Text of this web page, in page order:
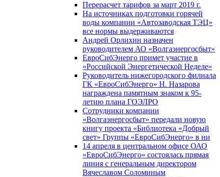
Перерасчет тарифов за март 2019 г.
На источниках подготовки горячей
воды компании «Автозаводская ТЭЦ»
все нормы выдерживаются
Андрей Орлихин назначен
руководителем АО «Волгаэнергосбыт»
ЕвроСибЭнерго примет участие в
«Российской Энергетической Неделе»
Руководитель нижегородского филиала
ГК «ЕвроСибЭнерго» Н. Назарова
награждена памятным знаком к 95-
летию плана ГОЭЛРО
Сотрудники компании
«Волгаэнергосбыт» передали новую
книгу проекта «Библиотека «Добрый
свет» Группы «ЕвроСибЭнерго» в ни
14 апреля в центральном офисе ОАО
«ЕвроСибЭнерго» состоялась прямая
линия с генеральным директором
Вячеславом Соломиным